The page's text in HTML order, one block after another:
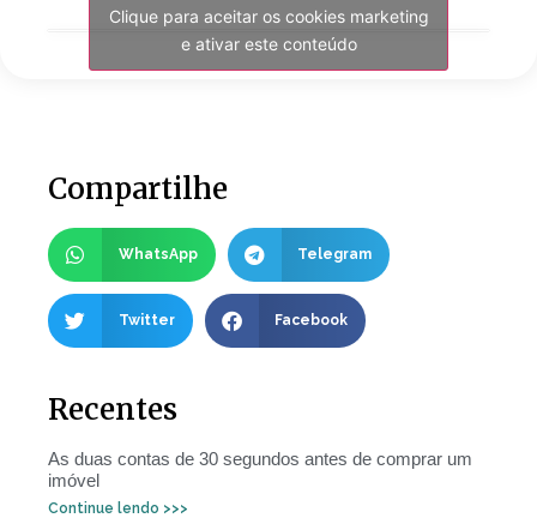
Clique para aceitar os cookies marketing
e ativar este conteúdo
Compartilhe
WhatsApp Telegram
Twitter Facebook
Recentes
As duas contas de 30 segundos antes de comprar um
imóvel
Continue lendo >>>